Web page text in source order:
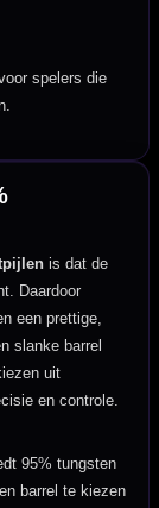
spelers die
is dat de
Daardoor
een prettige,
slanke barrel
uit
en controle.
95% tungsten
barrel te kiezen